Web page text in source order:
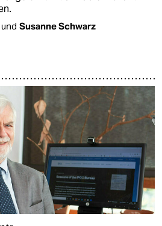
und Susanne Schwarz